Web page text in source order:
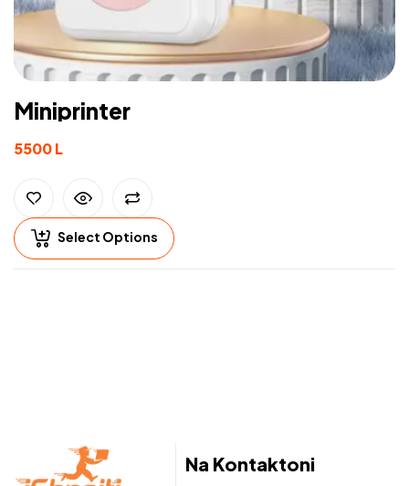
Miniprinter
5500L
Select Options
Na Kontaktoni